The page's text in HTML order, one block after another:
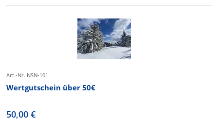
Art.-Nr. NSN-101
Wertgutschein über 50€
50,00 €